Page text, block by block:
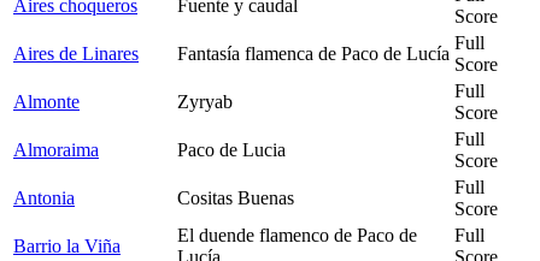
Aires choqueros
Fuente y caudal
Score
Aires de Linares
Fantasía flamenca de Paco de Lucía
Full
Score
Almonte
Zyryab
Full
Score
Almoraima
Paco de Lucia
Full
Score
Antonia
Cositas Buenas
Full
Score
Barrio la Viña
El duende flamenco de Paco de
Lucía
Full
Score